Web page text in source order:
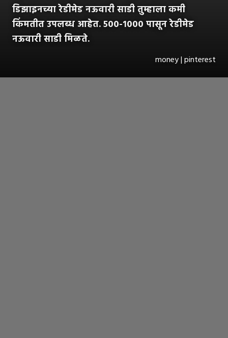
डिझाइनच्या रेडीमेड नऊवारी साडी तुम्हाला कमी
किंमतीत उपलब्ध आहेत. ५००-१००० पासून रेडीमेड
नऊवारी साडी मिळते.
money | pinterest